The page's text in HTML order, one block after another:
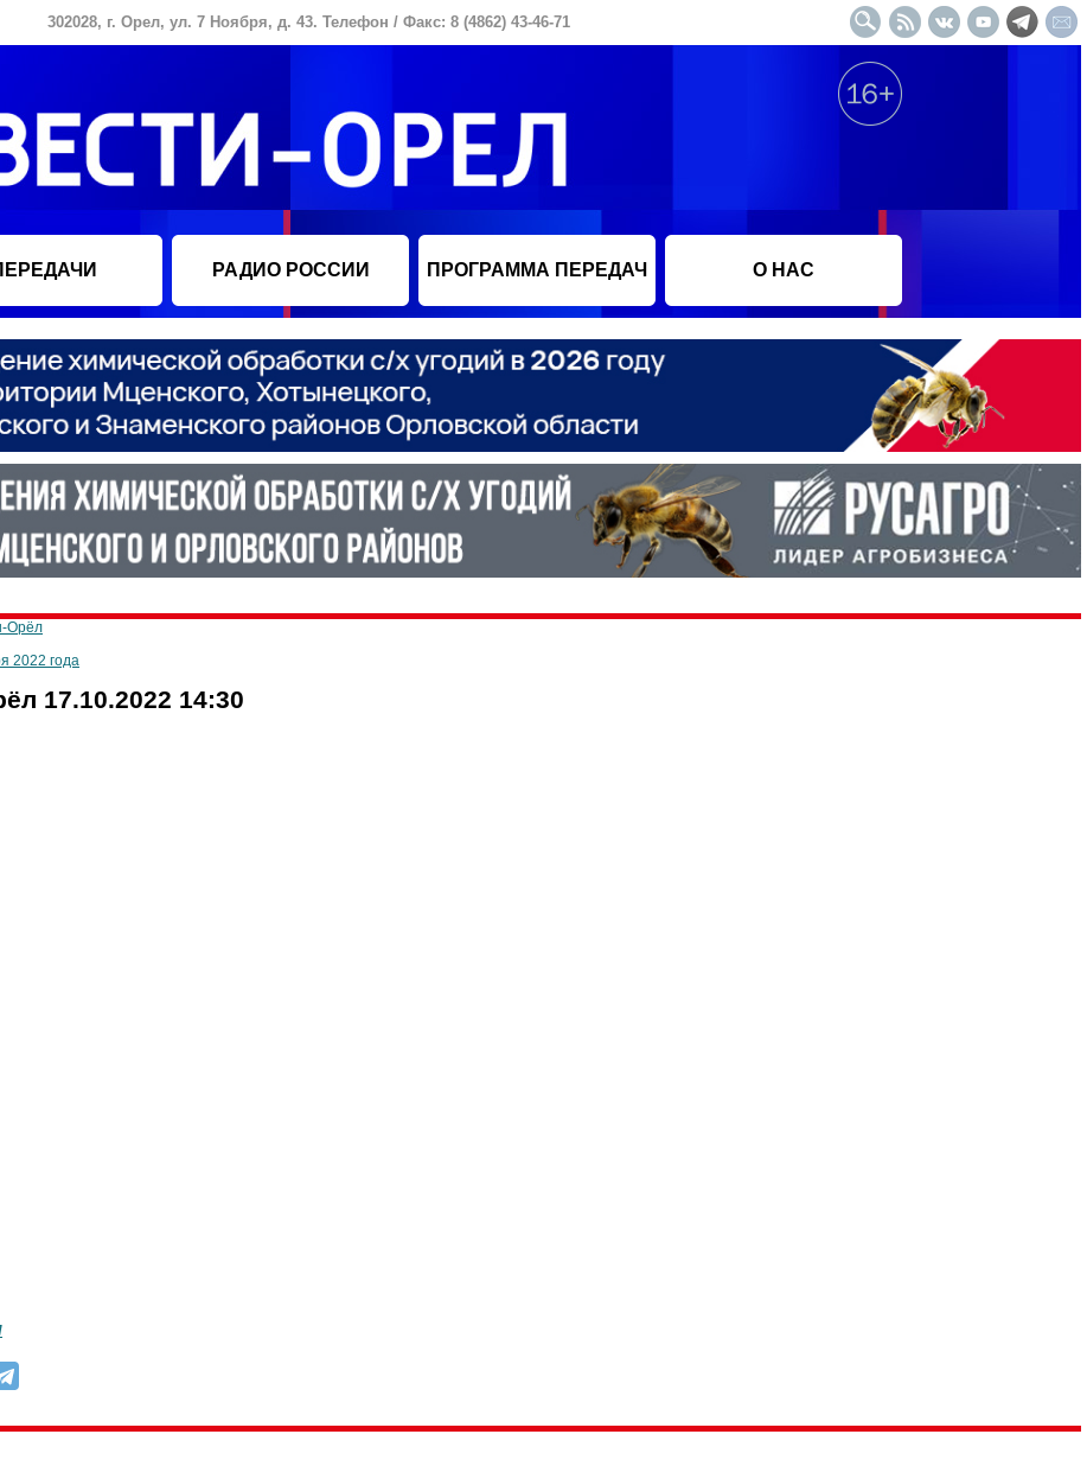
302028, г. Орел, ул. 7 Ноября, д. 43. Телефон / Факс: 8 (4862) 43-46-71
РАДИО РОССИИ ПРОГРАММА ПЕРЕДАЧ О НАС
Орёл
2022 года
17.10.2022 14:30